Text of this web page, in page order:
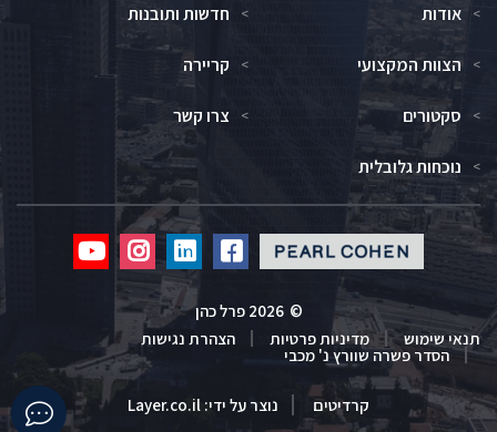
Click
Click
redirect
our
Facebook
Click
to
redirect
our
Linkedin
profile
Click
to
redirect
our
Instagram
profile
Click
Youtube
profile
© 2026 פרל כהן
תנאי שימוש
מדיניות פרטיות הצהרת נגישות
הסדר פשרה שוורץ נ' מכבי
קרדיטים נוצר על ידי: Layer.co.il
אודות
הצוות המקצועי
סקטורים
נוכחות גלובלית
חדשות ותובנות
קריירה
צרו קשר